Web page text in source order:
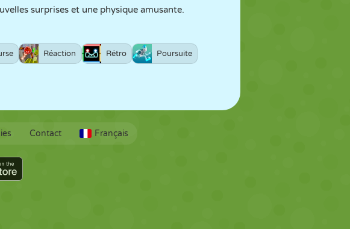
surprises et une physique amusante.
Réaction Rétro Poursuite
Contact Français